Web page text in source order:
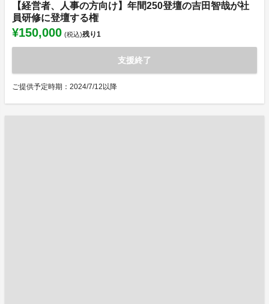
【経営者、人事の方向け】年間250登壇の吉田智哉が社
員研修に登壇する権
¥150,000 (税込)残り1
支援終了
ご提供予定時期：2024/7/12以降